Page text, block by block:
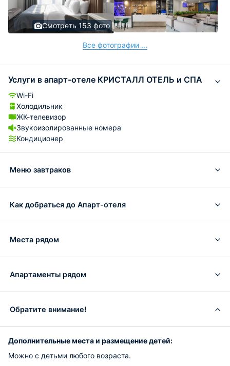
Смотреть 153 фото
Все фотографии ...
Услуги в апарт-отеле КРИСТАЛЛ ОТЕЛЬ и СПА
Wi-Fi
Холодильник
ЖК-телевизор
Звукоизолированные номера
Кондиционер
Меню завтраков
Как добраться до Апарт-отеля
Места рядом
Апартаменты рядом
Обратите внимание!
Дополнительные места и размещение детей:
Можно с детьми любого возраста.